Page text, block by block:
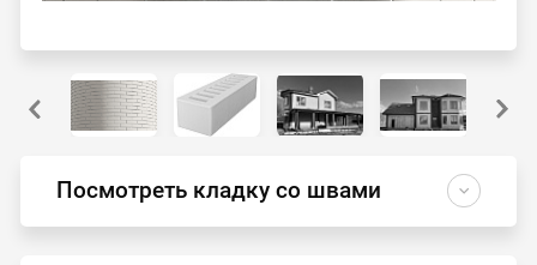
Посмотреть кладку со швами